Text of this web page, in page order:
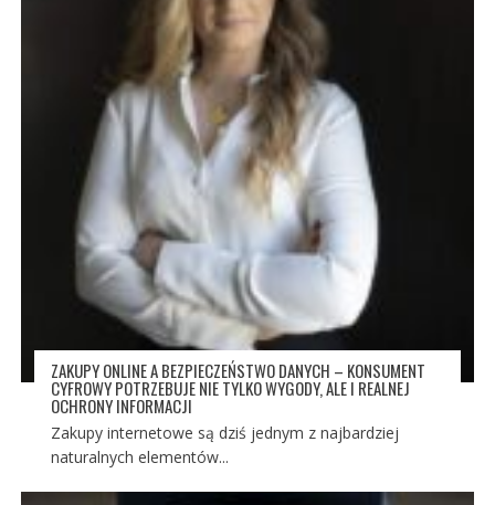
ZAKUPY ONLINE A BEZPIECZEŃSTWO DANYCH – KONSUMENT
CYFROWY POTRZEBUJE NIE TYLKO WYGODY, ALE I REALNEJ
OCHRONY INFORMACJI
Zakupy internetowe są dziś jednym z najbardziej
naturalnych elementów...